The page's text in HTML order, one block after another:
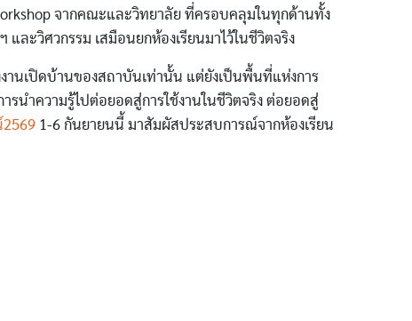
จากคณะและวิทยาลัย ที่ครอบคลุมในทุกด้านทั้ง
และวิศวกรรม เสมือนยกห้องเรียนมาไว้ในชีวิตจริง
งานเปิดบ้านของสถาบันเท่านั้น แต่ยังเป็นพื้นที่แห่งการ
รนำความรู้ไปต่อยอดสู่การใช้งานในชีวิตจริง ต่อยอดสู่
1-6 กันยายนนี้ มาสัมผัสประสบการณ์จากห้องเรียน